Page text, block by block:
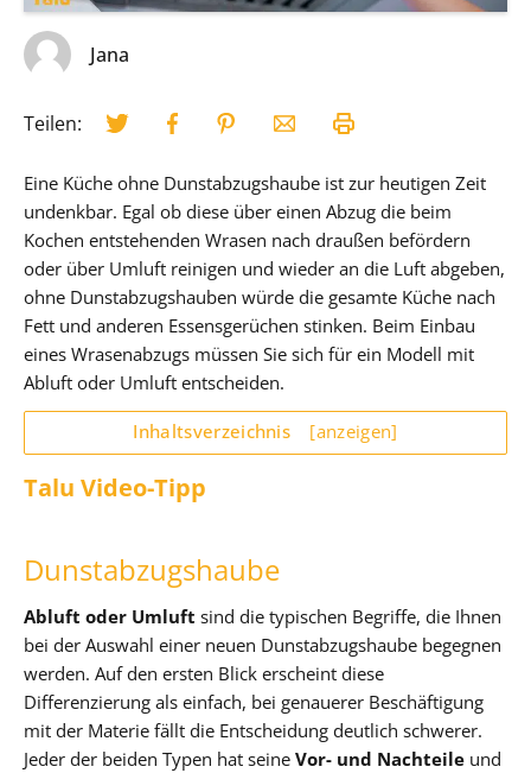
Jana
Teilen:
Eine Küche ohne Dunstabzugshaube ist zur heutigen Zeit
undenkbar. Egal ob diese über einen Abzug die beim
Kochen entstehenden Wrasen nach draußen befördern
oder über Umluft reinigen und wieder an die Luft abgeben,
ohne Dunstabzugshauben würde die gesamte Küche nach
Fett und anderen Essensgerüchen stinken. Beim Einbau
eines Wrasenabzugs müssen Sie sich für ein Modell mit
Abluft oder Umluft entscheiden.
Inhaltsverzeichnis [anzeigen]
Talu Video-Tipp
Dunstabzugshaube
Abluft oder Umluft sind die typischen Begriffe, die Ihnen
bei der Auswahl einer neuen Dunstabzugshaube begegnen
werden. Auf den ersten Blick erscheint diese
Differenzierung als einfach, bei genauerer Beschäftigung
mit der Materie fällt die Entscheidung deutlich schwerer.
Jeder der beiden Typen hat seine Vor- und Nachteile und